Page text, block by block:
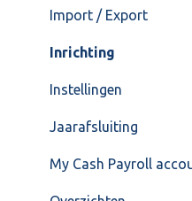
Import / Export
Inrichting
Instellingen
Jaarafsluiting
My Cash Payroll